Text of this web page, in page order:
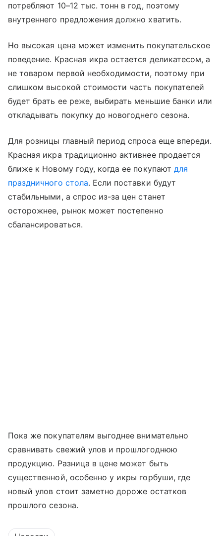
потребляют 10–12 тыс. тонн в год, поэтому
внутреннего предложения должно хватить.
Но высокая цена может изменить покупательское
поведение. Красная икра остается деликатесом, а
не товаром первой необходимости, поэтому при
слишком высокой стоимости часть покупателей
будет брать ее реже, выбирать меньшие банки или
откладывать покупку до новогоднего сезона.
Для розницы главный период спроса еще впереди.
Красная икра традиционно активнее продается
ближе к Новому году, когда ее покупают для
праздничного стола. Если поставки будут
стабильными, а спрос из-за цен станет
осторожнее, рынок может постепенно
сбалансироваться.
Пока же покупателям выгоднее внимательно
сравнивать свежий улов и прошлогоднюю
продукцию. Разница в цене может быть
существенной, особенно у икры горбуши, где
новый улов стоит заметно дороже остатков
прошлого сезона.